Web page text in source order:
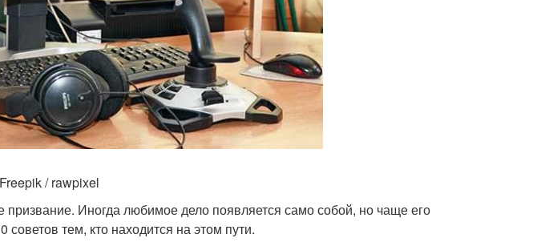
/ rawpixel
призвание. Иногда любимое дело появляется само собой, но чаще его
советов тем, кто находится на этом пути.